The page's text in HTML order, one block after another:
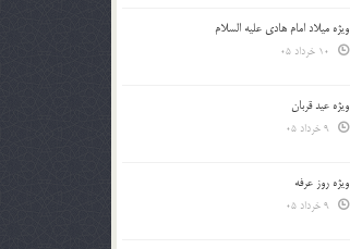
ویژه میلاد امام هادی علیه السلام
ویژه عید قربان
ویژه روز عرفه